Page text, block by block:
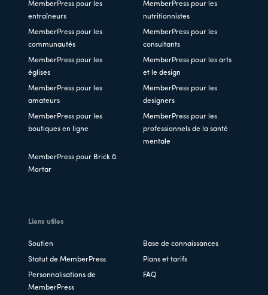
MemberPress pour les
entraîneurs
MemberPress pour les
nutritionnistes
MemberPress pour les
communautés
MemberPress pour les
consultants
MemberPress pour les
églises
MemberPress pour les arts
et le design
MemberPress pour les
amateurs
MemberPress pour les
designers
MemberPress pour les
boutiques en ligne
MemberPress pour les
professionnels de la santé
mentale
MemberPress pour Brick &
Mortar
Liens utiles
Soutien Base de connaissances
Statut de MemberPress Plans et tarifs
Personnalisations de
MemberPress
FAQ